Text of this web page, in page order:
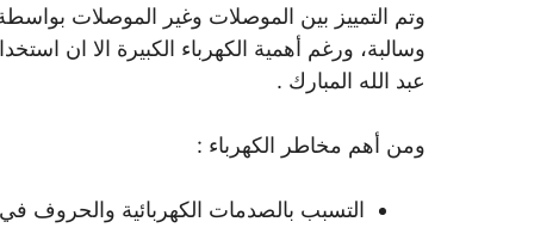
وتم التمييز بين الموصلات وغير الموصلات
وسالبة، ورغم أهمية الكهرباء الكبيرة الا ان
عبد الله المبارك .
ومن أهم مخاطر الكهرباء :
التسبب بالصدمات الكهربائية والحروف